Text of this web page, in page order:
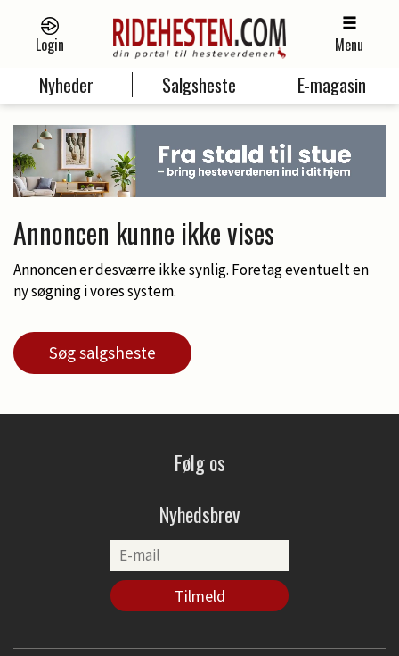
Login Menu
Nyheder Salgsheste E-magasin
Annoncen kunne ikke vises
Annoncen er desværre ikke synlig. Foretag eventuelt en
ny søgning i vores system.
Søg salgsheste
Følg os
Nyhedsbrev